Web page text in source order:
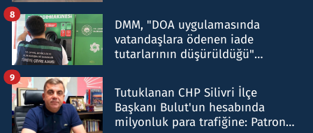
DMM, "DOA uygulamasında
vatandaşlara ödenen iade
tutarlarının düşürüldüğü"
8
Tutuklanan CHP Silivri İlçe
Başkanı Bulut'un hesabında
milyonluk para trafiğine: Patron
9